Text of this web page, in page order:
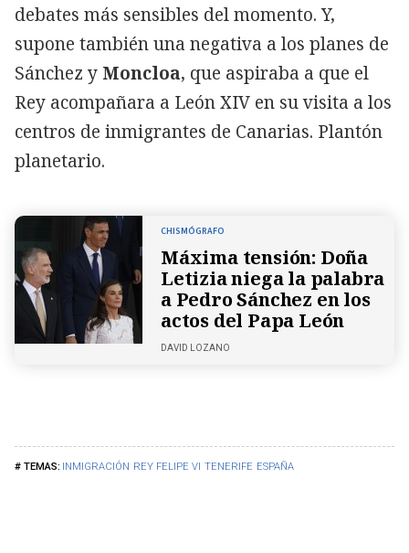
INMIGRACIÓN REY FELIPE VI TENERIFE ESPAÑA
debates más sensibles del momento. Y,
supone también una negativa a los planes de
Sánchez y Moncloa, que aspiraba a que el
Rey acompañara a León XIV en su visita a los
centros de inmigrantes de Canarias. Plantón
planetario.
CHISMÓGRAFO
Máxima tensión: Doña
Letizia niega la palabra
a Pedro Sánchez en los
actos del Papa León
DAVID LOZANO